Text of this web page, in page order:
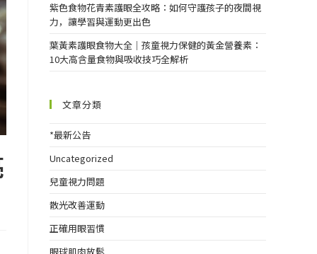
紫色食物花青素護眼全攻略：如何守護孩子的夜間視
力，讓學習與運動更出色
葉黃素護眼食物大全｜孩童視力保健的黃金營養素：
10大高含量食物與吸收技巧全解析
文章分類
*最新公告
Uncategorized
兒童視力問題
散光改善運動
正確用眼習慣